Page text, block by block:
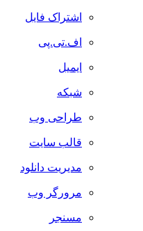
اشتراک فایل
اف.تی.پی
ایمیل
شبکه
طراحی وب
قالب سایت
مدیریت دانلود
مرورگر وب
مسنجر